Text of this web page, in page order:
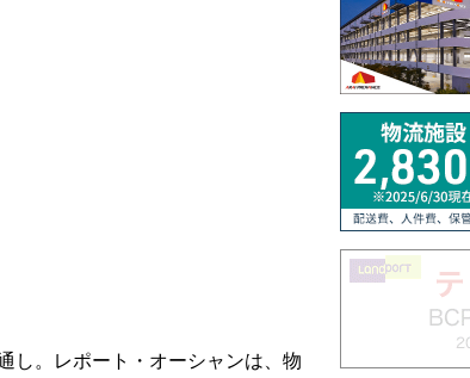
し。レポート・オーシャンは、物